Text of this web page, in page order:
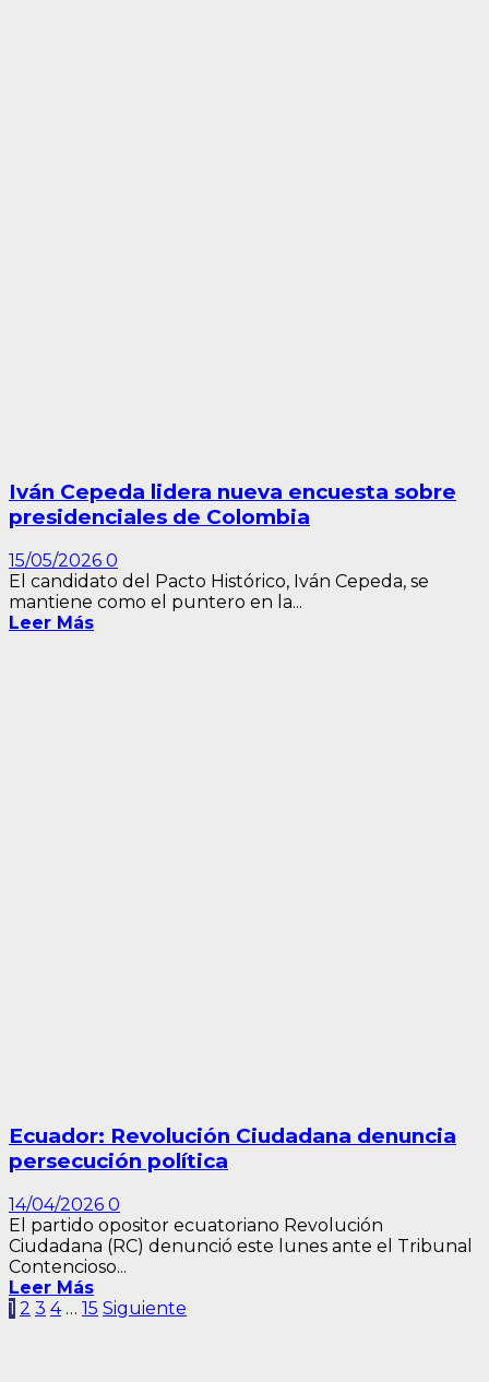
Iván Cepeda lidera nueva encuesta sobre
presidenciales de Colombia
15/05/2026 0
El candidato del Pacto Histórico, Iván Cepeda, se
mantiene como el puntero en la...
Leer Más
Ecuador: Revolución Ciudadana denuncia
persecución política
14/04/2026 0
El partido opositor ecuatoriano Revolución
Ciudadana (RC) denunció este lunes ante el Tribunal
Contencioso...
Leer Más
Paginación
1 2 3 4 … 15 Siguiente